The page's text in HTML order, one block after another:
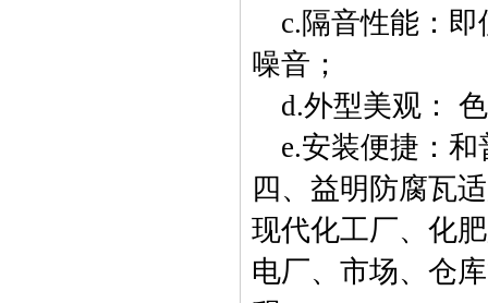
c.隔音性能：
噪音；
d.外型美观：
e.安装便捷：
四、益明防腐瓦
现代化工厂、化
电厂、市场、仓